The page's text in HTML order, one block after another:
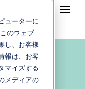
ューターに
のウェブ
し、お客様
報は、お客
マイズする
メディアの